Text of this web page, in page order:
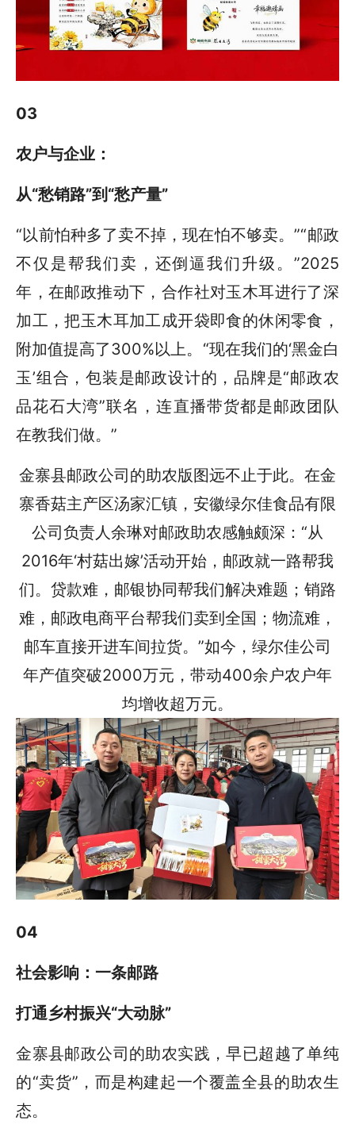
03
农户与企业：
从“愁销路”到“愁产量”
“以前怕种多了卖不掉，现在怕不够卖。”“邮政
不仅是帮我们卖，还倒逼我们升级。”2025
年，在邮政推动下，合作社对玉木耳进行了深
加工，把玉木耳加工成开袋即食的休闲零食，
附加值提高了300%以上。“现在我们的‘黑金白
玉’组合，包装是邮政设计的，品牌是“邮政农
品花石大湾”联名，连直播带货都是邮政团队
在教我们做。”
金寨县邮政公司的助农版图远不止于此。在金
寨香菇主产区汤家汇镇，安徽绿尔佳食品有限
公司负责人余琳对邮政助农感触颇深：“从
2016年‘村菇出嫁’活动开始，邮政就一路帮我
们。贷款难，邮银协同帮我们解决难题；销路
难，邮政电商平台帮我们卖到全国；物流难，
邮车直接开进车间拉货。”如今，绿尔佳公司
年产值突破2000万元，带动400余户农户年
均增收超万元。
04
社会影响：一条邮路
打通乡村振兴“大动脉”
金寨县邮政公司的助农实践，早已超越了单纯
的“卖货”，而是构建起一个覆盖全县的助农生
态。